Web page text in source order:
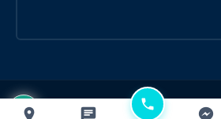
© 2026 Trường Đại học Quang Trung. All rights